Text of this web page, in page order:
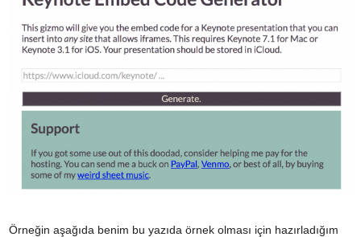
Örneğin aşağıda benim bu yazıda örnek olması için hazırladığım